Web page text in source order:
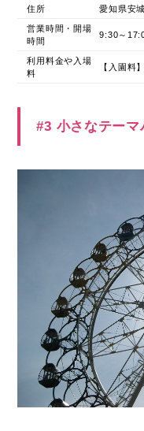
住所 愛知県安
営業時間・開場
時間
9:30～
利用料金や入場
料
【入園料
#3 小さなテーマ